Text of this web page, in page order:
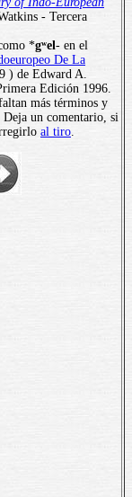
- Tercera
*gʷel - en el
De La
) de Edward A.
Edición 1996.
más términos y
Deja un comentario, si
al tiro